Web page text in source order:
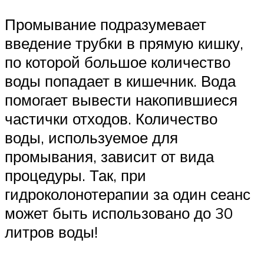
Промывание подразумевает
введение трубки в прямую кишку,
по которой большое количество
воды попадает в кишечник. Вода
помогает вывести накопившиеся
частички отходов. Количество
воды, используемое для
промывания, зависит от вида
процедуры. Так, при
гидроколонотерапии за один сеанс
может быть использовано до 30
литров воды!